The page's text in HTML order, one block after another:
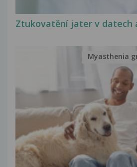
Ztukovatění jater v datech
Myasthenia